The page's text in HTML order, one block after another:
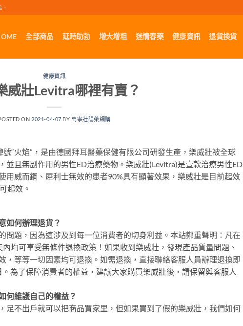
。
全部商品 延時助勃 增大增粗 迷情春藥 健康資訊 退貨換貨
健康資訊
威壯Levitra哪裡有賣？
ON 2021-04-07 BY萬寧壯陽藥網購
“火焰”，是由德國拜耳醫藥保健有限公司研發生產，樂威壯被全球
並且無副作用的男性ED治療藥物。樂威壯(Levitra)是壹款治療男性ED
用威而鋼、犀利士無效的患者90%具有顯著效果，樂威壯是目前起效
起效。
如何辦理退貨？
問題，因為這涉及到每一位消費者的切身利益。本站鄭重聲明：凡在
均可享受無條件退換政策！如果收到樂威壯，發現產品質量問題、
，等等一切因素均可退換。如需退換，直接聯絡客服人員辦理退換即
為了保障消費者的權益，建議大家購買樂威壯後，請保留與客服人
何維護自己的權益？
足不出戶就可以把商品買家里，但如果買到了假的樂威壯，我們如何